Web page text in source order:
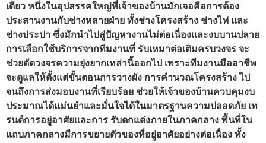
เดียว หนึ่งในอุปสรรคใหญ่ที่เจ้าของบ้านมักเจอคือการต้อง
ประสานงานกับช่างหลายฝ่าย ทั้งช่างโครงสร้าง ช่างไฟ และ
ช่างประปา ซึ่งมักนำไปสู่ปัญหางานไม่ต่อเนื่องและงบบานปลาย
การเลือกใช้บริการจากทีมงานที่ รับเหมาต่อเติมครบวงจร จะ
ช่วยตัดวงจรความยุ่งยากเหล่านี้ออกไป เพราะทีมงานมืออาชีพ
จะดูแลให้ตั้งแต่ขั้นตอนการวางผัง การคำนวณโครงสร้าง ไป
จนถึงการส่งมอบงานที่เรียบร้อย ช่วยให้เจ้าของบ้านควบคุมงบ
ประมาณได้แม่นยำและมั่นใจได้ในมาตรฐานความปลอดภัย เท
รนด์การอยู่อาศัยและการ รับตกแต่งภายในภาคกลาง พื้นที่ใน
แถบภาคกลางมีการขยายตัวของที่อยู่อาศัยอย่างต่อเนื่อง ทั้ง